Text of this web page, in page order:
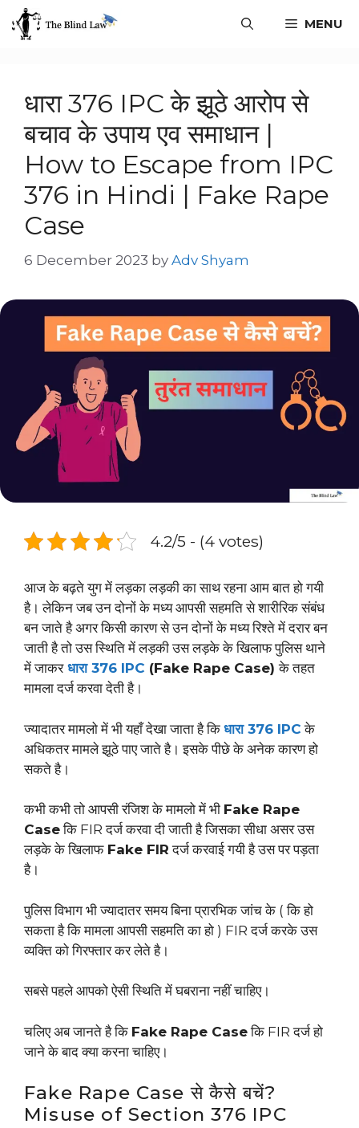
MENU
धारा 376 IPC के झूठे आरोप से
बचाव के उपाय एव समाधान |
How to Escape from IPC
376 in Hindi | Fake Rape
Case
6 December 2023 by Adv Shyam
4.2/5 - (4 votes)
आज के बढ़ते युग में लड़का लड़की का साथ रहना आम बात हो गयी
है। लेकिन जब उन दोनों के मध्य आपसी सहमति से शारीरिक संबंध
बन जाते है अगर किसी कारण से उन दोनों के मध्य रिश्ते में दरार बन
जाती है तो उस स्थिति में लड़की उस लड़के के खिलाफ पुलिस थाने
में जाकरधारा 376 IPC (Fake Rape Case)के तहत
मामला दर्ज करवा देती है।
ज्यादातर मामलो में भी यहाँ देखा जाता है कि धारा 376 IPC के
अधिकतर मामले झूठे पाए जाते है। इसके पीछे के अनेक कारण हो
सकते है।
कभी कभी तो आपसी रंजिश के मामलो में भी Fake Rape
Caseकि FIR दर्ज करवा दी जाती है जिसका सीधा असर उस
लड़के के खिलाफFake FIR दर्ज करवाई गयी है उस पर पड़ता
है।
पुलिस विभाग भी ज्यादातर समय बिना प्रारभिक जांच के ( कि हो
सकता है कि मामला आपसी सहमति का हो ) FIR दर्ज करके उस
व्यक्ति को गिरफ्तार कर लेते है।
सबसे पहले आपको ऐसी स्थिति में घबराना नहीं चाहिए।
चलिए अब जानते है कि Fake Rape Caseकि FIR दर्ज हो
जाने के बाद क्या करना चाहिए।
Fake Rape Case से कैसे बचें?
Misuse of Section 376 IPC